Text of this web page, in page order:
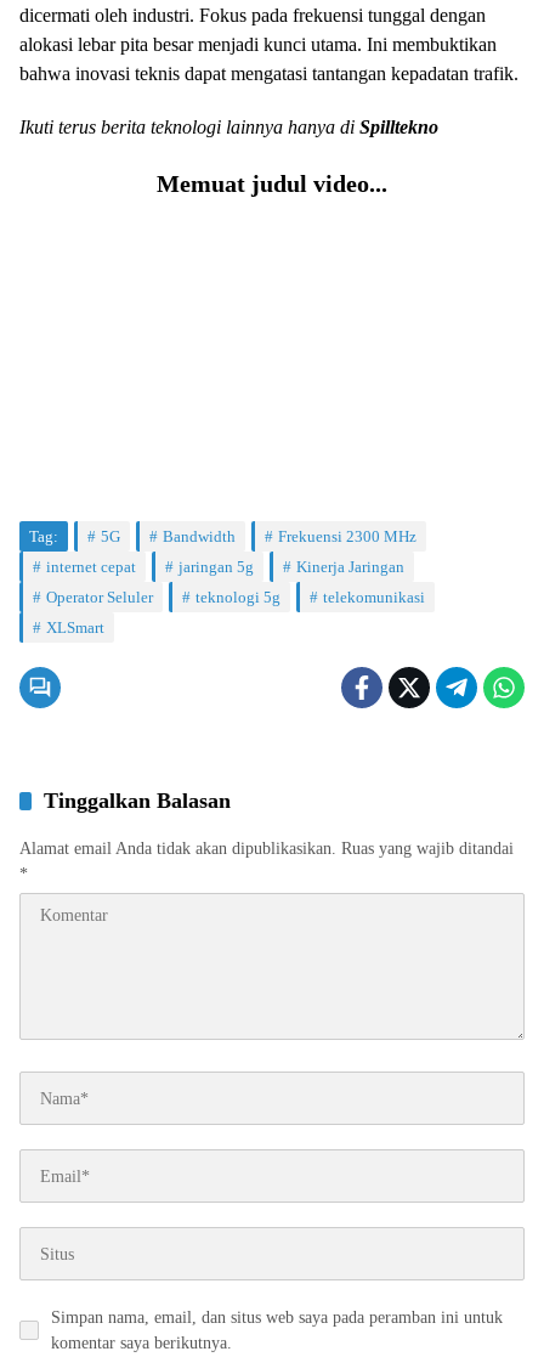
dicermati oleh industri. Fokus pada frekuensi tunggal dengan
alokasi lebar pita besar menjadi kunci utama. Ini membuktikan
bahwa inovasi teknis dapat mengatasi tantangan kepadatan trafik.
Ikuti terus berita teknologi lainnya hanya di Spilltekno
Memuat judul video...
Tag: 5G Bandwidth
Frekuensi 2300 MHz
internet cepat
jaringan 5g
Kinerja Jaringan
Operator Seluler
teknologi 5g
telekomunikasi
XLSmart
Tinggalkan Balasan
Alamat email Anda tidak akan dipublikasikan. Ruas yang wajib ditandai
*
Simpan nama, email, dan situs web saya pada peramban ini untuk
komentar saya berikutnya.